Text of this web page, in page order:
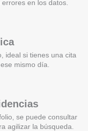
en los datos.
ideal si tienes una cita
mismo día.
se puede consultar
agilizar la búsqueda.